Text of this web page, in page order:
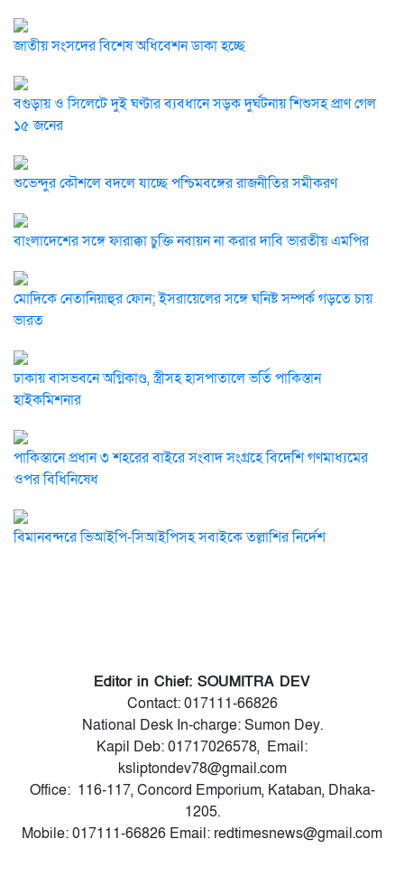
জাতীয় সংসদের বিশেষ অধিবেশন ডাকা হচ্ছে
বগুড়ায় ও সিলেটে দুই ঘণ্টার ব্যবধানে সড়ক দুর্ঘটনায় শিশুসহ প্রাণ গেল
১৫ জনের
শুভেন্দুর কৌশলে বদলে যাচ্ছে পশ্চিমবঙ্গের রাজনীতির সমীকরণ
বাংলাদেশের সঙ্গে ফারাক্কা চুক্তি নবায়ন না করার দাবি ভারতীয় এমপির
মোদিকে নেতানিয়াহুর ফোন; ইসরায়েলের সঙ্গে ঘনিষ্ট সম্পর্ক গড়তে চায়
ভারত
ঢাকায় বাসভবনে অগ্নিকাণ্ড, স্ত্রীসহ হাসপাতালে ভর্তি পাকিস্তান
হাইকমিশনার
পাকিস্তানে প্রধান ৩ শহরের বাইরে সংবাদ সংগ্রহে বিদেশি গণমাধ্যমের
ওপর বিধিনিষেধ
বিমানবন্দরে ভিআইপি-সিআইপিসহ সবাইকে তল্লাশির নির্দেশ
Editor in Chief: SOUMITRA DEV
Contact: 017111-66826
National Desk In-charge: Sumon Dey.
Kapil Deb: 01717026578, Email:
ksliptondev78@gmail.com
Office: 116-117, Concord Emporium, Kataban, Dhaka-
1205.
Mobile: 017111-66826 Email: redtimesnews@gmail.com